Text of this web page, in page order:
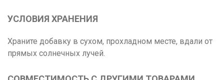
УСЛОВИЯ ХРАНЕНИЯ
Храните добавку в сухом, прохладном месте, вдали от
прямых солнечных лучей.